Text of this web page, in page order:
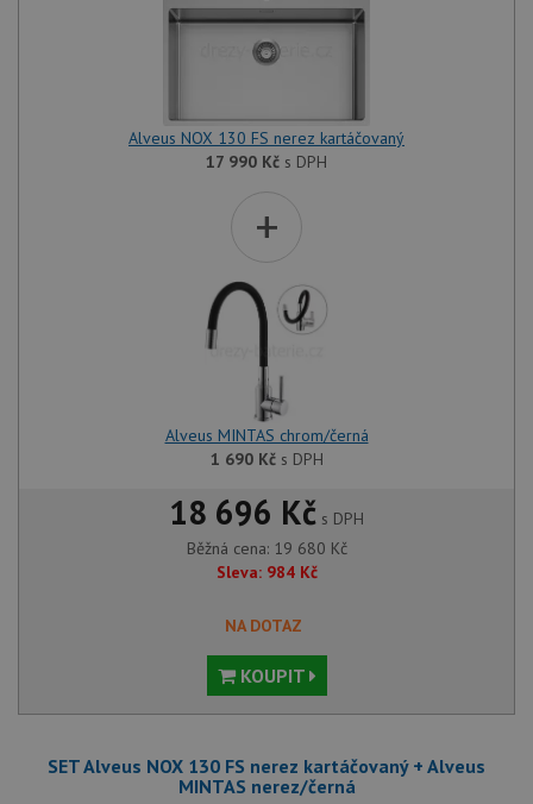
Alveus NOX 130 FS nerez kartáčovaný
17 990 Kč s DPH
+
Alveus MINTAS chrom/černá
1 690 Kčs DPH
18 696 Kč s DPH
Běžná cena: 19 680 Kč
Sleva: 984 Kč
NA DOTAZ
KOUPIT
SET Alveus NOX 130 FS nerez kartáčovaný + Alveus
MINTAS nerez/černá